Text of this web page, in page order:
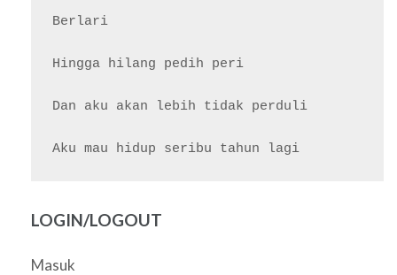
Berlari
Hingga hilang pedih peri
Dan aku akan lebih tidak perduli
LOGIN/LOGOUT
Masuk